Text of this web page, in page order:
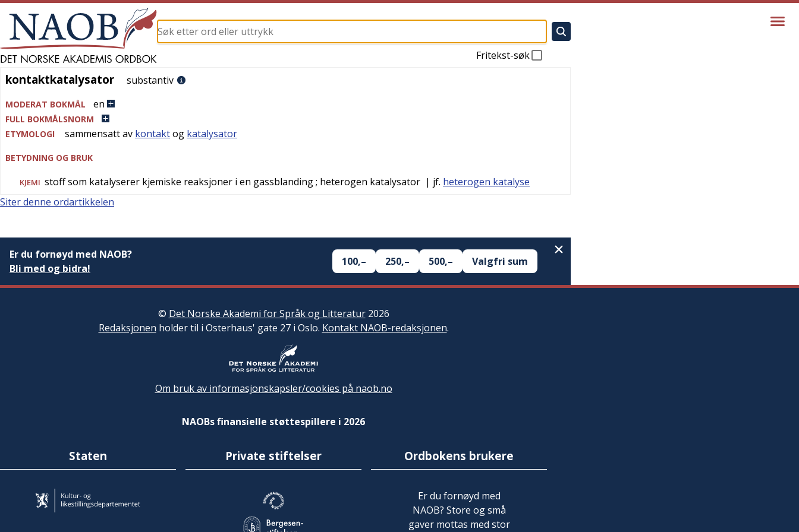
Fritekst-søk
kontaktkatalysator
kontaktkatalysator substantiv
MODERAT BOKMÅL en
FULL BOKMÅLSNORM
ETYMOLOGI
sammensatt av kontaktog katalysator
BETYDNING OG BRUK
KJEMI stoff som katalyserer kjemiske reaksjoner i en gassblanding; heterogen katalysator | jf. heterogen katalyse
Siter denne ordartikkelen
Er du fornøyd med NAOB?
Bli med og bidra!
100,– 250,– 500,– Valgfri sum
© Det Norske Akademi for Språk og Litteratur2026
Redaksjonen holder til i Osterhaus' gate 27 i Oslo. Kontakt NAOB-redaksjonen.
Om bruk av informasjonskapsler/cookies på naob.no
NAOBs finansielle støttespillere i 2026
Staten Private stiftelser Ordbokens brukere
Er du fornøyd med
NAOB? Store og små
gaver mottas med stor